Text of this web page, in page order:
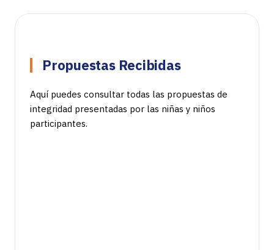
Propuestas Recibidas
Aquí puedes consultar todas las propuestas de
integridad presentadas por las niñas y niños
participantes.